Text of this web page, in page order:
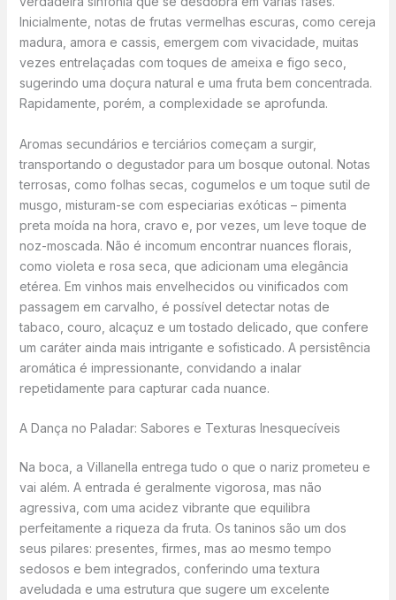
Inicialmente, notas de frutas vermelhas escuras, como cereja
madura, amora e cassis, emergem com vivacidade, muitas
vezes entrelaçadas com toques de ameixa e figo seco,
sugerindo uma doçura natural e uma fruta bem concentrada.
Rapidamente, porém, a complexidade se aprofunda.
Aromas secundários e terciários começam a surgir,
transportando o degustador para um bosque outonal. Notas
terrosas, como folhas secas, cogumelos e um toque sutil de
musgo, misturam-se com especiarias exóticas – pimenta
preta moída na hora, cravo e, por vezes, um leve toque de
noz-moscada. Não é incomum encontrar nuances florais,
como violeta e rosa seca, que adicionam uma elegância
etérea. Em vinhos mais envelhecidos ou vinificados com
passagem em carvalho, é possível detectar notas de
tabaco, couro, alcaçuz e um tostado delicado, que confere
um caráter ainda mais intrigante e sofisticado. A persistência
aromática é impressionante, convidando a inalar
repetidamente para capturar cada nuance.
A Dança no Paladar: Sabores e Texturas Inesquecíveis
Na boca, a Villanella entrega tudo o que o nariz prometeu e
vai além. A entrada é geralmente vigorosa, mas não
agressiva, com uma acidez vibrante que equilibra
perfeitamente a riqueza da fruta. Os taninos são um dos
seus pilares: presentes, firmes, mas ao mesmo tempo
sedosos e bem integrados, conferindo uma textura
aveludada e uma estrutura que sugere um excelente